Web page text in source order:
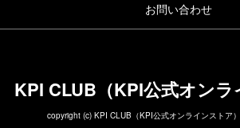
お問い合わせ
KPI CLUB（KPI公式オンラ
copyright (c) KPI CLUB（KPI公式オンラインストア